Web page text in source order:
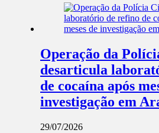
Operação da
desarticula
de cocaína após
investigação em
29/07/2026